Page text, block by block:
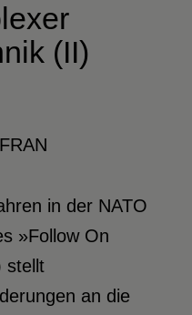
(II)
in der NATO
»Follow On
stellt
an die